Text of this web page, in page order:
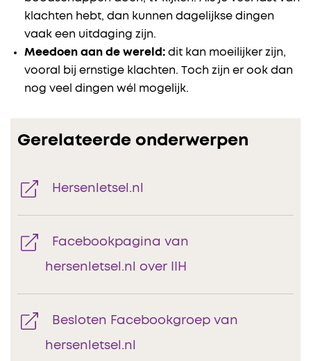
klachten hebt, dan kunnen dagelijkse dingen
vaak een uitdaging zijn.
Meedoen aan de wereld: dit kan moeilijker zijn,
vooral bij ernstige klachten. Toch zijn er ook dan
nog veel dingen wél mogelijk.
Gerelateerde onderwerpen
Hersenletsel.nl
Facebookpagina van
hersenletsel.nl over IIH
Besloten Facebookgroep van
hersenletsel.nl